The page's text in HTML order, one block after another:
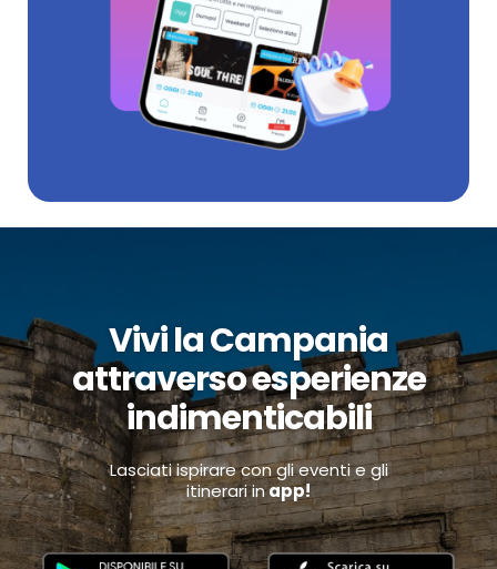
Vivi la Campania
attraverso esperienze
indimenticabili
Lasciati ispirare con gli eventi e gli
itinerari inapp!